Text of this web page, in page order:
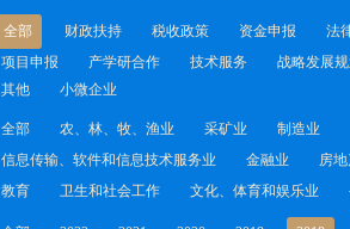
全部 财政扶持 税收政策 资金申报
法
项目申报
产学研合作 技术服务
战略发展
其他
小微企业
全部 农、林、牧、渔业 采矿业
制造业
信息传输、软件和信息技术服务业
金融业
房
教育
卫生和社会工作 文化、体育和娱乐业